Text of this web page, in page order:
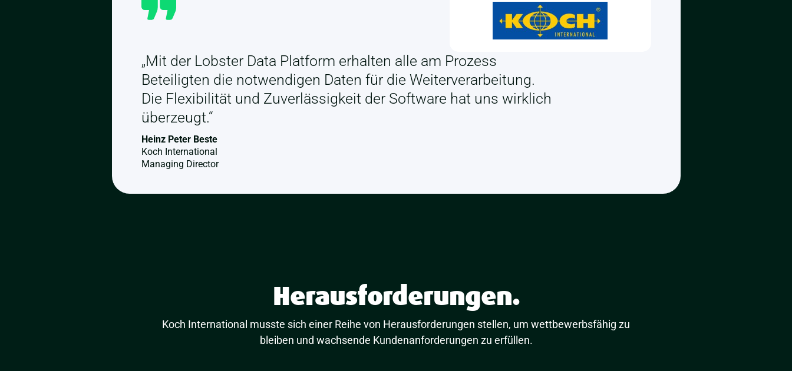
„Mit der Lobster Data Platform erhalten alle am Prozess
Beteiligten die notwendigen Daten für die Weiterverarbeitung.
Die Flexibilität und Zuverlässigkeit der Software hat uns wirklich
überzeugt.“
Heinz Peter Beste
Koch International
Managing Director
Herausforderungen.
Koch International musste sich einer Reihe von Herausforderungen stellen, um wettbewerbsfähig zu
bleiben und wachsende Kundenanforderungen zu erfüllen.